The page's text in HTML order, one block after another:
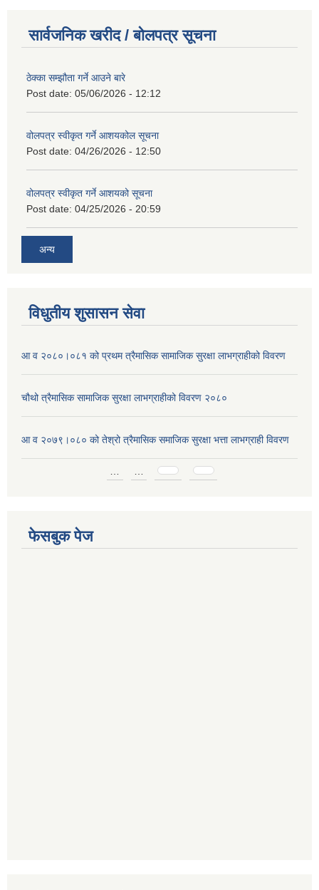
सार्वजनिक खरीद / बोलपत्र सूचना
ठेक्का सम्झौता गर्ने आउने बारे
Post date: 05/06/2026 - 12:12
वोलपत्र स्वीकृत गर्ने आशयकोल सूचना
Post date: 04/26/2026 - 12:50
वोलपत्र स्वीकृत गर्ने आशयको सूचना
Post date: 04/25/2026 - 20:59
अन्य
विधुतीय शुसासन सेवा
आ व २०८०।०८१ को प्रथम त्रैमासिक सामाजिक सुरक्षा लाभग्राहीको विवरण
चौथो त्रैमासिक सामाजिक सुरक्षा लाभग्राहीको विवरण २०८०
आ व २०७९।०८० को तेश्रो त्रैमासिक समाजिक सुरक्षा भत्ता लाभग्राही विवरण
फेसबुक पेज